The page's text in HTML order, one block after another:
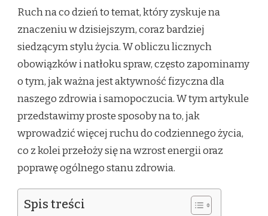
Ruch na co dzień to temat, który zyskuje na
znaczeniu w dzisiejszym, coraz bardziej
siedzącym stylu życia. W obliczu licznych
obowiązków i natłoku spraw, często zapominamy
o tym, jak ważna jest aktywność fizyczna dla
naszego zdrowia i samopoczucia. W tym artykule
przedstawimy proste sposoby na to, jak
wprowadzić więcej ruchu do codziennego życia,
co z kolei przełoży się na wzrost energii oraz
poprawę ogólnego stanu zdrowia.
Spis treści